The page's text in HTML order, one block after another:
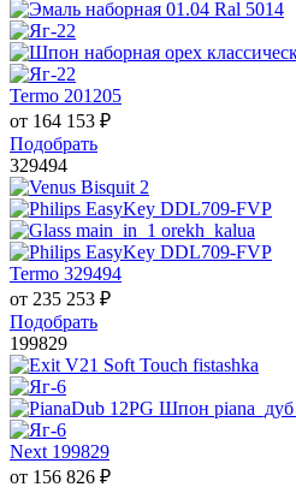
Termo 201205
от 164 153 ₽
Подобрать
329494
Termo 329494
от 235 253 ₽
Подобрать
199829
Next 199829
от 156 826 ₽